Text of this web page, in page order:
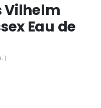
Vilhelm
Eau de
)